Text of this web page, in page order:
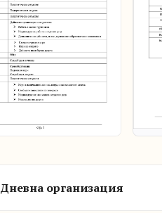
Дневна организация